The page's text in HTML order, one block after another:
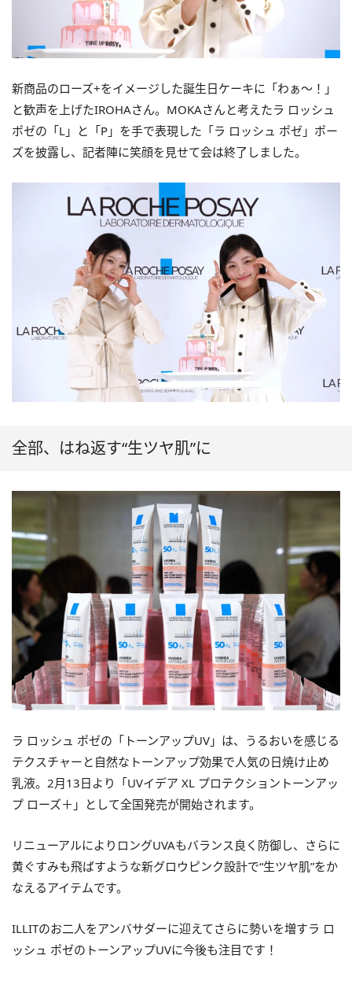
新商品のローズ+をイメージした誕生日ケーキに「わぁ～！」
と歓声を上げたIROHAさん。MOKAさんと考えたラ ロッシュ
ポゼの「L」と「P」を手で表現した「ラ ロッシュ ポゼ」ポー
ズを披露し、記者陣に笑顔を見せて会は終了しました。
全部、はね返す“生ツヤ肌”に
ラ ロッシュ ポゼの「トーンアップUV」は、うるおいを感じる
テクスチャーと自然なトーンアップ効果で人気の日焼け止め
乳液。2月13日より「UVイデア XL プロテクショントーンアッ
プ ローズ＋」として全国発売が開始されます。
リニューアルによりロングUVAもバランス良く防御し、さらに
黄ぐすみも飛ばすような新グロウピンク設計で“生ツヤ肌”をか
なえるアイテムです。
ILLITのお二人をアンバサダーに迎えてさらに勢いを増すラ ロ
ッシュ ポゼのトーンアップUVに今後も注目です！